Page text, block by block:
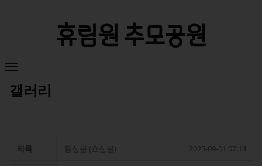
휴림원 추모공원
갤러리
제목 등신불 (호신불) 2025-09-01 07:14